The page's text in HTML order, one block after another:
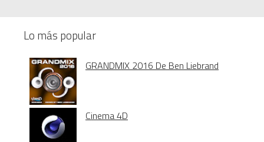
Lo más popular
GRANDMIX 2016 De Ben Liebrand
Cinema 4D